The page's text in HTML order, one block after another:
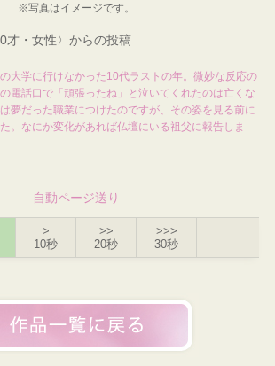
※写真はイメージです。
才・女性〉からの投稿
大学に行けなかった10代ラストの年。微妙な反応の
電話口で「頑張ったね」と泣いてくれたのは亡くな
夢だった職業につけたのですが、その姿を見る前に
。なにか変化があれば仏壇にいる祖父に報告しま
自動ページ送り
>
10秒
>>
20秒
>>>
30秒